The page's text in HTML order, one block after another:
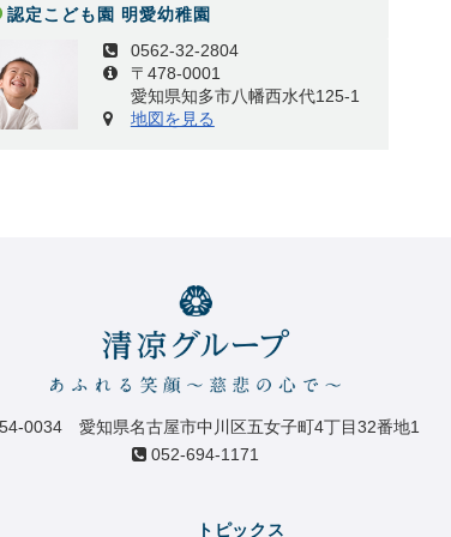
認定こども園 明愛幼稚園
0562-32-2804
〒478-0001
愛知県知多市八幡西水代125-1
地図を見る
0034 愛知県名古屋市中川区五女子町4丁目32番地1
052-694-1171
トピックス